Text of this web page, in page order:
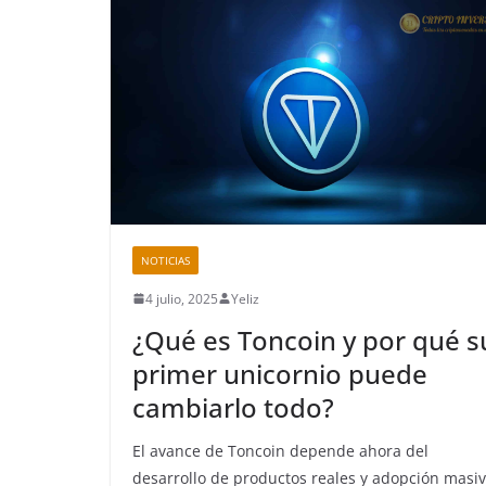
NOTICIAS
4 julio, 2025 Yeliz
¿Qué es Toncoin y por qué
primer unicornio puede
cambiarlo todo?
El avance de Toncoin depende ahora del
desarrollo de productos reales y adopción